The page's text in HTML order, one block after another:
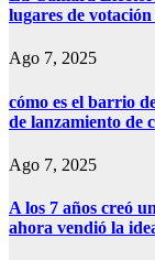
lugares de
Ago 7, 2025
cómo es el barrio
de lanzamiento de
Ago 7, 2025
A los 7 años creó
ahora vendió la